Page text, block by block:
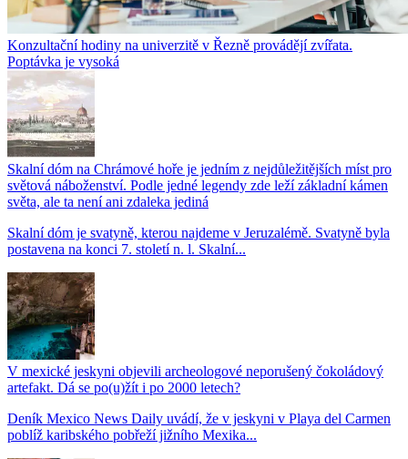
Konzultační hodiny na univerzitě v Řezně provádějí zvířata.
Poptávka je vysoká
Skalní dóm na Chrámové hoře je jedním z nejdůležitějších míst pro
světová náboženství. Podle jedné legendy zde leží základní kámen
světa, ale ta není ani zdaleka jediná
Skalní dóm je svatyně, kterou najdeme v Jeruzalémě. Svatyně byla
postavena na konci 7. století n. l. Skalní...
V mexické jeskyni objevili archeologové neporušený čokoládový
artefakt. Dá se po(u)žít i po 2000 letech?
Deník Mexico News Daily uvádí, že v jeskyni v Playa del Carmen
poblíž karibského pobřeží jižního Mexika...